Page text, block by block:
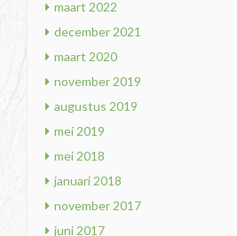
maart 2022
december 2021
maart 2020
november 2019
augustus 2019
mei 2019
mei 2018
januari 2018
november 2017
juni 2017